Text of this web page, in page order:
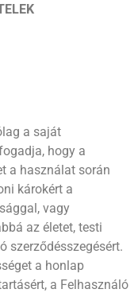
a saját
hogy a
a használat során
károkért a
vagy
az életet, testi
szerződésszegésért.
a honlap
a Felhasználó